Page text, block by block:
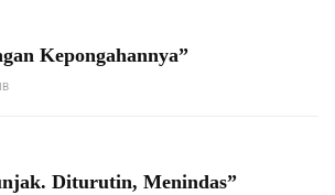
Kepongahannya”
Diturutin, Menindas”